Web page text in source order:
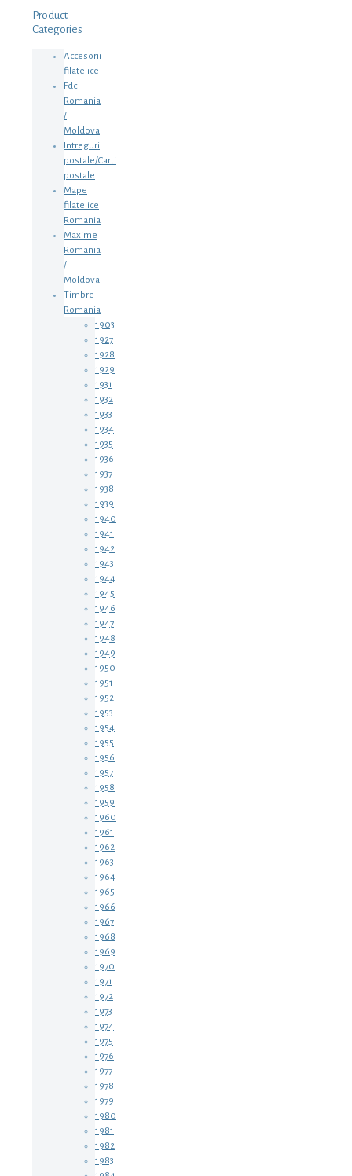
Product
Categories
Accesorii
filatelice
Fdc
Romania
/
Moldova
Intreguri
postale/Carti
postale
Mape
filatelice
Romania
Maxime
Romania
/
Moldova
Timbre
Romania
1903
1927
1928
1929
1931
1932
1933
1934
1935
1936
1937
1938
1939
1940
1941
1942
1943
1944
1945
1946
1947
1948
1949
1950
1951
1952
1953
1954
1955
1956
1957
1958
1959
1960
1961
1962
1963
1964
1965
1966
1967
1968
1969
1970
1971
1972
1973
1974
1975
1976
1977
1978
1979
1980
1981
1982
1983